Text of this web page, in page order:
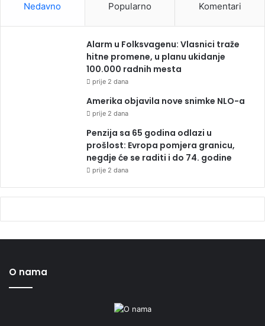
Nedavno Popularno Komentari
Alarm u Folksvagenu: Vlasnici traže
hitne promene, u planu ukidanje
100.000 radnih mesta
prije 2 dana
Amerika objavila nove snimke NLO-a
prije 2 dana
Penzija sa 65 godina odlazi u
prošlost: Evropa pomjera granicu,
negdje će se raditi i do 74. godine
prije 2 dana
O nama